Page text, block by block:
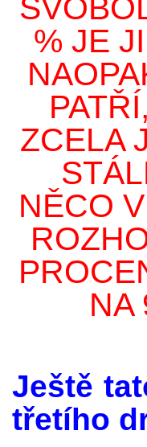
% JE
ZCELA
NĚCO
NA
Ještě
třetího